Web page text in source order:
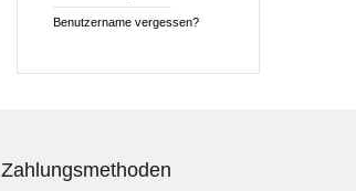
Benutzername vergessen?
Zahlungsmethoden